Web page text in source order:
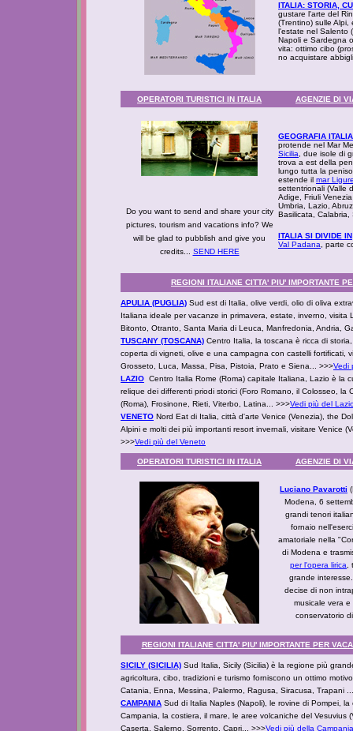
ITALIA: STORIA,
gustare l'arte del
(Trentino) sulle Alpi,
l'estate nel Salento
Napoli e Sardegna
vita: ottimo cibo
no acquistare
OPERATORI TURISTICI IN ITALIA AGENZIE DI
GEOGRAFIA
protende nel Mar
Sicilia , due isole di
trova a est della
lungo tutta la
estende il mar
settentrionali (Valle
Adige, Friuli
Umbria, Lazio,
Basilicata, Calabria,
ITALIA SI DIVIDE IN
Val Padana , parte
Do you want to send and share your city
pictures, tourism and vacations info? We
will be glad to pubblish and give you
credits... SEND HERE
REGIONI ITALIANE CITTA' PIU' IMPORTANTE
APULIA (PUGLIA) Sud est di Italia, olive verdi, olio di oliva
Italiana ideale per vacanze in primavera, estate, inverno,
Bitonto, Otranto, Santa Maria di Leuca, Manfredonia, Andria,
TUSCANY (TOSCANA) Centro Italia, la toscana è ricca di
coperta di vigneti, olive e una campagna con castelli fortificati,
Grosseto, Luca, Massa, Pisa, Pistoia, Prato e Siena... >>>Vedi
LAZIO Centro Italia Rome (Roma) capitale Italiana, Lazio è la
relique dei differenti priodi storici (Foro Romano, il Colosseo,
(Roma), Frosinone, Rieti, Viterbo, Latina... >>>Vedi più del
VENETO Nord Eat di Italia, città d'arte Venice (Venezia), the
Alpini e molti dei più importanti resort invernali, visitare Venice
>>>Vedi più del Veneto
OPERATORI TURISTICI IN ITALIA AGENZIE DI
Luciano Pavarotti
Modena, 6
grandi tenori
fornaio
amatoriale nella
di Modena e
per l'opera lirica
grande
decise di non
musicale vera
conservatorio
REGIONI ITALIANE CITTA' PIU' IMPORTANTE PER
SICILY (SICILIA) Sud Italia, Sicily (Sicilia) è la regione più
agricoltura, cibo, tradizioni e turismo forniscono un ottimo
Catania, Enna, Messina, Palermo, Ragusa, Siracusa, Trapani
CAMPANIA Sud di Italia Naples (Napoli), le rovine di Pompei,
Campania, la costiera, il mare, le aree volcaniche del
Caserta, Salerno, Sorrento, Capri... >>>Vedi più della Campania